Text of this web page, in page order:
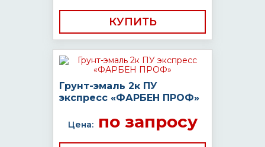
КУПИТЬ
Грунт-эмаль 2к ПУ
экспресс «ФАРБЕН ПРОФ»
Цена:по запросу